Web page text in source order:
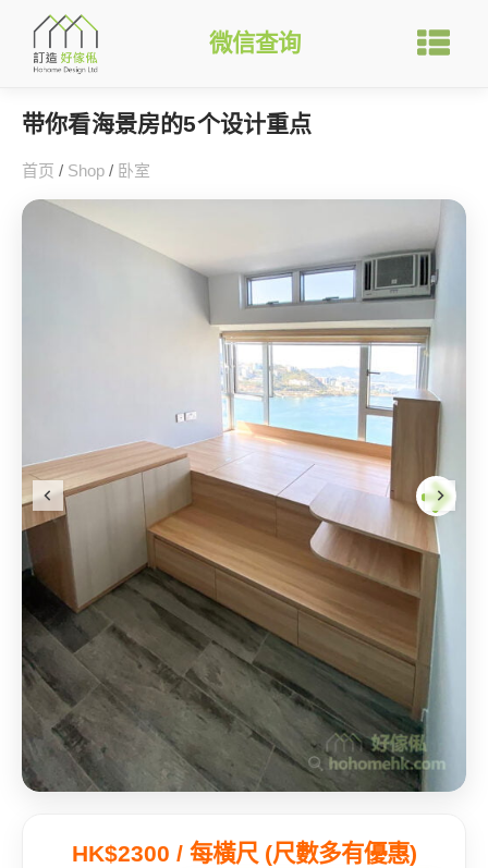
微信查询
带你看海景房的5个设计重点
首页 / Shop / 卧室
HK$2300 / 每橫尺 (尺數多有優惠)